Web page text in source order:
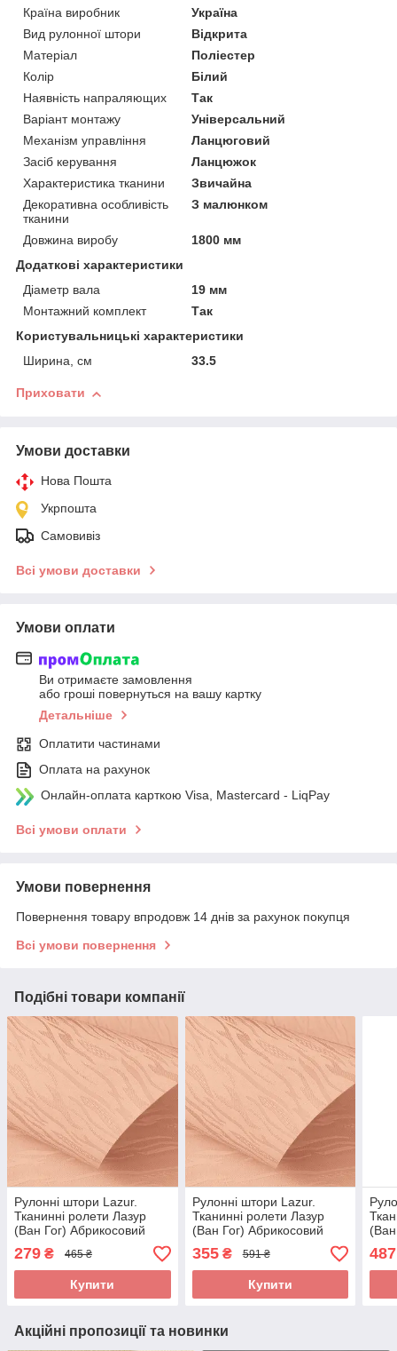
Країна виробник
Україна
Вид рулонної штори
Відкрита
Матеріал
Поліестер
Колір
Білий
Наявність напраляющих
Так
Варіант монтажу
Універсальний
Механізм управління
Ланцюговий
Засіб керування
Ланцюжок
Характеристика тканини
Звичайна
Декоративна особливість
тканини
З малюнком
Довжина виробу
1800 мм
Додаткові характеристики
Діаметр вала
19 мм
Монтажний комплект
Так
Користувальницькі характеристики
Ширина, см
33.5
Приховати
Умови доставки
Нова Пошта
Укрпошта
Самовивіз
Всі умови доставки
Умови оплати
Ви отримаєте замовлення
або гроші повернуться на вашу картку
Детальніше
Оплатити частинами
Оплата на рахунок
Онлайн-оплата карткою Visa, Mastercard - LiqPay
Всі умови оплати
Умови повернення
Повернення товару впродовж 14 днів за рахунок покупця
Всі умови повернення
Подібні товари компанії
Рулонні штори Lazur.
Тканинні ролети Лазур
(Ван Гог) Абрикосовий
2071, 34.5 без свердління
279 ₴ 465 ₴
Купити
Рулонні штори Lazur.
Тканинні ролети Лазур
(Ван Гог) Абрикосовий
2071, 55 без свердління
355₴ 591 ₴
Купити
487
Акційні пропозиції та новинки